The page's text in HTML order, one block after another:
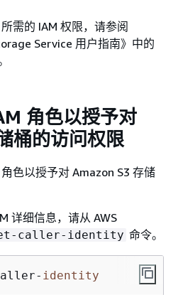
需的 IAM 权限，请参阅
Service 用户指南》 中的
角色以授予对
桶的访问权限
色以授予对 Amazon S3 存储
详细信息，请从 AWS
caller-identity 命令。
- identity